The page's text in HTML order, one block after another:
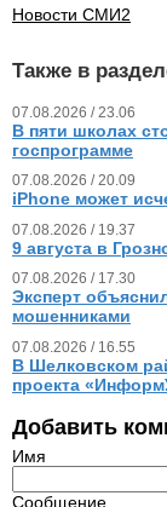
Новости СМИ2
Также в
07.08.2026 / 23.06
В пяти школах
госпрограмме
07.08.2026 / 20.09
iPhone может
07.08.2026 / 19.37
9 августа в
07.08.2026 / 17.30
Эксперт
мошенниками
07.08.2026 / 16.55
В Шелковском
проекта
Добавить
Имя
Сообщение